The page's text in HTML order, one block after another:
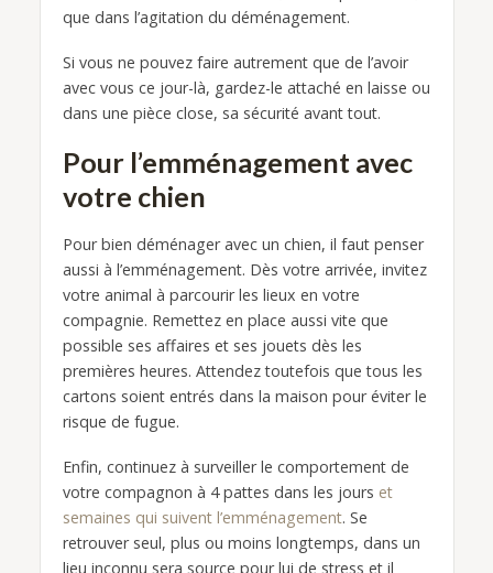
que dans l’agitation du déménagement.
Si vous ne pouvez faire autrement que de l’avoir
avec vous ce jour-là, gardez-le attaché en laisse ou
dans une pièce close, sa sécurité avant tout.
Pour l’emménagement avec
votre chien
Pour bien déménager avec un chien, il faut penser
aussi à l’emménagement. Dès votre arrivée, invitez
votre animal à parcourir les lieux en votre
compagnie. Remettez en place aussi vite que
possible ses affaires et ses jouets dès les
premières heures. Attendez toutefois que tous les
cartons soient entrés dans la maison pour éviter le
risque de fugue.
Enfin, continuez à surveiller le comportement de
votre compagnon à 4 pattes dans les jours et
semaines qui suivent l’emménagement. Se
retrouver seul, plus ou moins longtemps, dans un
lieu inconnu sera source pour lui de stress et il